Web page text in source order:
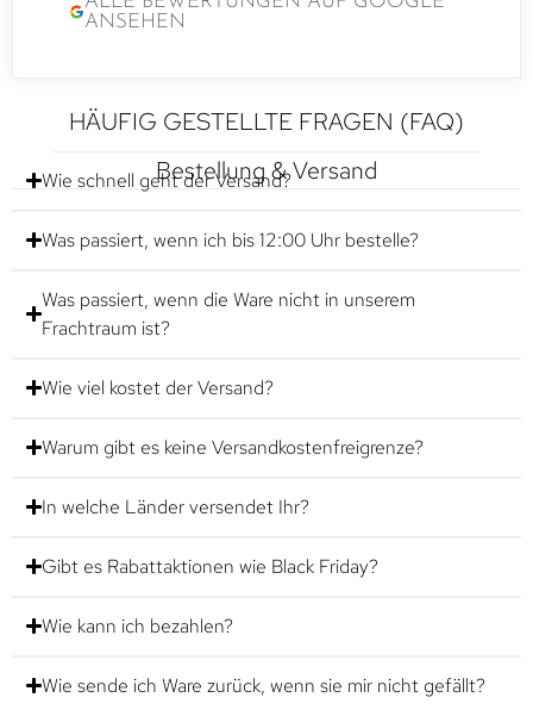
ANSEHEN
HÄUFIG GESTELLTE FRAGEN (FAQ)
Bestellung & Versand
Wie schnell geht der Versand?
Was passiert, wenn ich bis 12:00 Uhr bestelle?
Was passiert, wenn die Ware nicht in unserem
Frachtraum ist?
Wie viel kostet der Versand?
Warum gibt es keine Versandkostenfreigrenze?
In welche Länder versendet Ihr?
Gibt es Rabattaktionen wie Black Friday?
Wie kann ich bezahlen?
Wie sende ich Ware zurück, wenn sie mir nicht gefällt?